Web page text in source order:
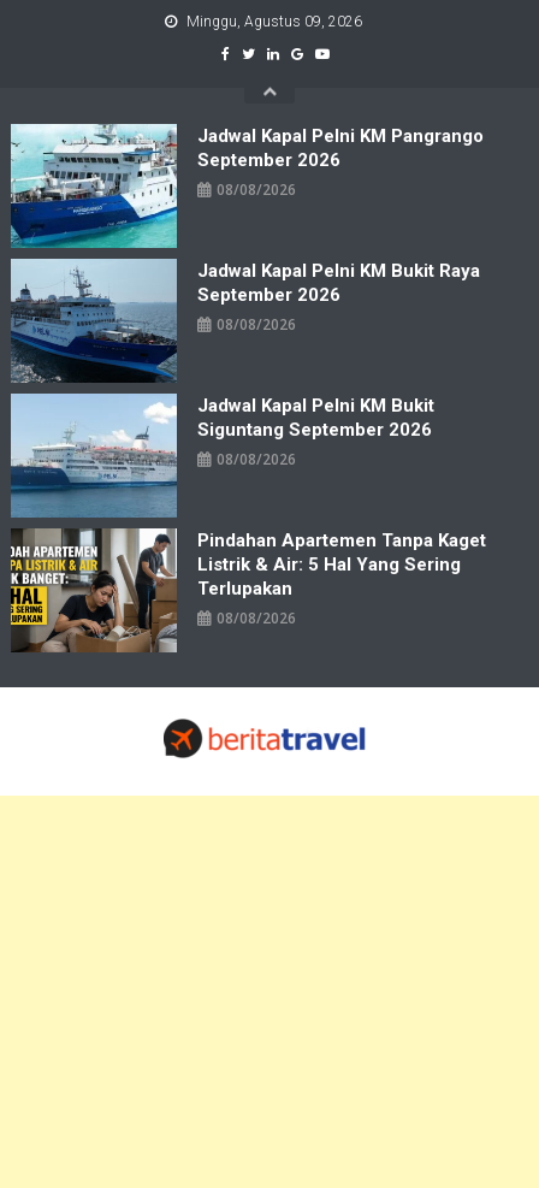
Minggu, Agustus 09, 2026
Jadwal Kapal Pelni KM Pangrango
September 2026
08/08/2026
Jadwal Kapal Pelni KM Bukit Raya
September 2026
08/08/2026
Jadwal Kapal Pelni KM Bukit
Siguntang September 2026
08/08/2026
Pindahan Apartemen Tanpa Kaget
Listrik & Air: 5 Hal Yang Sering
Terlupakan
08/08/2026
Travelbiz